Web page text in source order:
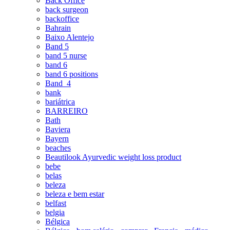
back surgeon
backoffice
Bahrain
Baixo Alentejo
Band 5
band 5 nurse
band 6
band 6 positions
Band_4
bank
bariátrica
BARREIRO
Bath
Baviera
Bayern
beaches
Beautilook Ayurvedic weight loss product
bebe
belas
beleza
beleza e bem estar
belfast
belgia
Bélgica